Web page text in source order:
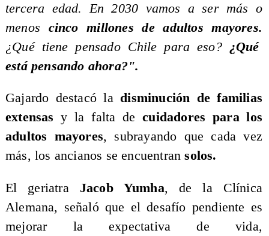
tercera edad. En 2030 vamos a ser más o
menos cinco millones de adultos mayores.
¿Qué tiene pensado Chile para eso?¿Qué
está pensando ahora?".
​Gajardo destacó la disminución de familias
extensas y la falta decuidadores para los
adultos mayores, subrayando que cada vez
más, los ancianos se encuentransolos.
​El geriatra Jacob Yumha, de la Clínica
Alemana, señaló que el desafío pendiente es
mejorar la expectativa de vida,